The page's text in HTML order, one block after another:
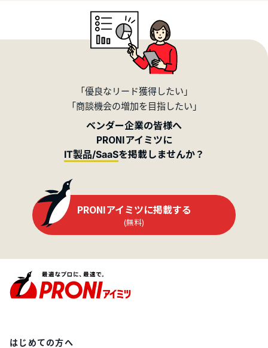
「優良なリード獲得したい」
「商談機会の増加を目指したい」
ベンダー企業の皆様へ
PRONIアイミツに
IT製品/SaaSを掲載しませんか？
PRONIアイミツに掲載する
(無料)
はじめての方へ